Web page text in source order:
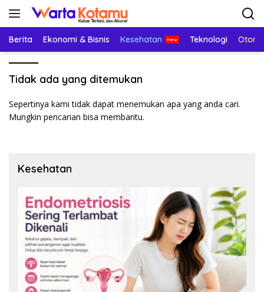
Langsung
Berita Ekonomi & Bisnis Kesehatan Teknologi
Tidak ada yang ditemukan
Sepertinya kami tidak dapat menemukan apa yang anda cari.
Mungkin pencarian bisa membantu.
Kesehatan